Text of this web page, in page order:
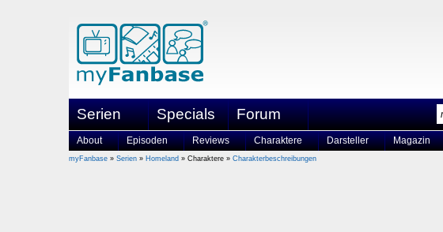
Serien Specials Forum
About Episoden Reviews Charaktere Darsteller Magazin
myFanbase » Serien » Homeland » Charaktere » Charakterbeschreibungen